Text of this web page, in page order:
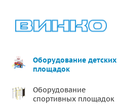
Оборудование детских
площадок
Оборудование
спортивных площадок